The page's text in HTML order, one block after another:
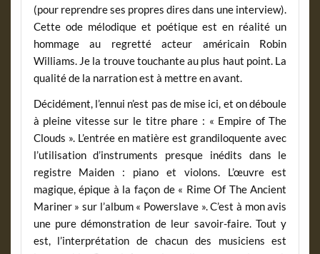
(pour reprendre ses propres dires dans une interview).
Cette ode mélodique et poétique est en réalité un
hommage au regretté acteur américain Robin
Williams. Je la trouve touchante au plus haut point. La
qualité de la narration est à mettre en avant.
Décidément, l’ennui n’est pas de mise ici, et on déboule
à pleine vitesse sur le titre phare : « Empire of The
Clouds ». L’entrée en matière est grandiloquente avec
l’utilisation d’instruments presque inédits dans le
registre Maiden : piano et violons. L’œuvre est
magique, épique à la façon de « Rime Of The Ancient
Mariner » sur l’album « Powerslave ». C’est à mon avis
une pure démonstration de leur savoir-faire. Tout y
est, l’interprétation de chacun des musiciens est